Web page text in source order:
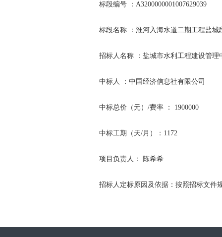
标段编号 ：A3200000001007629039
标段名称 ：淮河入海水道二期工程盐
招标人名称 ：盐城市水利工程建设管理
中标人 ：中国经济信息社有限公司
中标总价（元）/费率 ： 1900000
中标工期（天/月）：1172
项目负责人： 陈希希
招标人定标原因及依据：按照招标文件